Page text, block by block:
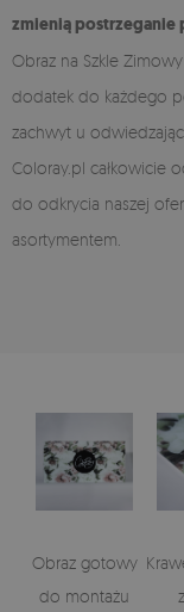
zmienią postrzeganie
Obraz na Szkle
dodatek do każdego
zachwyt u
Coloray.pl całkowicie
do odkrycia naszej
asortymentem.
Obraz gotowy
do montażu